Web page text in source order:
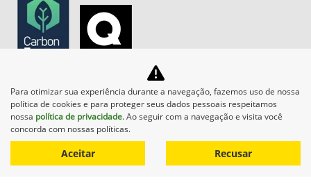
Mapa do site
Política de privacidade
Para otimizar sua experiência durante a navegação, fazemos uso de nossa
política de cookies e para proteger seus dados pessoais respeitamos
nossa política de privacidade. Ao seguir com a navegação e visita você
concorda com nossas políticas.
Aceitar Recusar